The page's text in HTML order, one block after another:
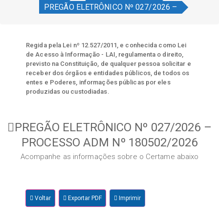
PREGÃO ELETRÔNICO Nº 027/2026 –
Regida pela Lei nº 12.527/2011, e conhecida como Lei
de Acesso à Informação - LAI, regulamenta o direito,
previsto na Constituição, de qualquer pessoa solicitar e
receber dos órgãos e entidades públicos, de todos os
entes e Poderes, informações públicas por eles
produzidas ou custodiadas.
PREGÃO ELETRÔNICO Nº 027/2026 –
PROCESSO ADM Nº 180502/2026
Acompanhe as informações sobre o Certame abaixo
Voltar Exportar PDF Imprimir